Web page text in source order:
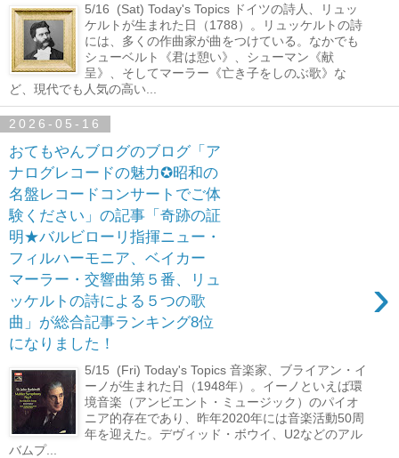
5/16 (Sat) Today's Topics ドイツの詩人、リュッ
ケルトが生まれた日（1788）。リュッケルトの詩
には、多くの作曲家が曲をつけている。なかでも
シューベルト《君は憩い》、シューマン《献
呈》、そしてマーラー《亡き子をしのぶ歌》な
ど、現代でも人気の高い...
2026-05-16
おてもやんブログのブログ「ア
ナログレコードの魅力✪昭和の
名盤レコードコンサートでご体
験ください」の記事「奇跡の証
明★バルビローリ指揮ニュー・
フィルハーモニア、ベイカー
マーラー・交響曲第５番、リュ
ッケルトの詩による５つの歌
曲」が総合記事ランキング8位
になりました！
›
5/15 (Fri) Today's Topics 音楽家、ブライアン・イ
ーノが生まれた日（1948年）。イーノといえば環
境音楽（アンビエント・ミュージック）のパイオ
ニア的存在であり、昨年2020年には音楽活動50周
年を迎えた。デヴィッド・ボウイ、U2などのアル
バムプ...